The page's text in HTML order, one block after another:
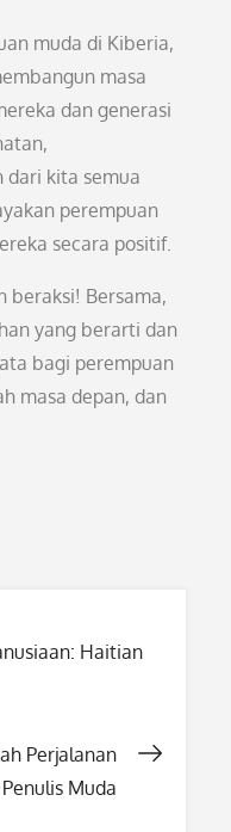
muda di Kiberia,
masa
dan generasi
dari kita semua
perempuan
secara positif.
beraksi! Bersama,
yang berarti dan
bagi perempuan
masa depan, dan
Haitian
Perjalanan
Muda